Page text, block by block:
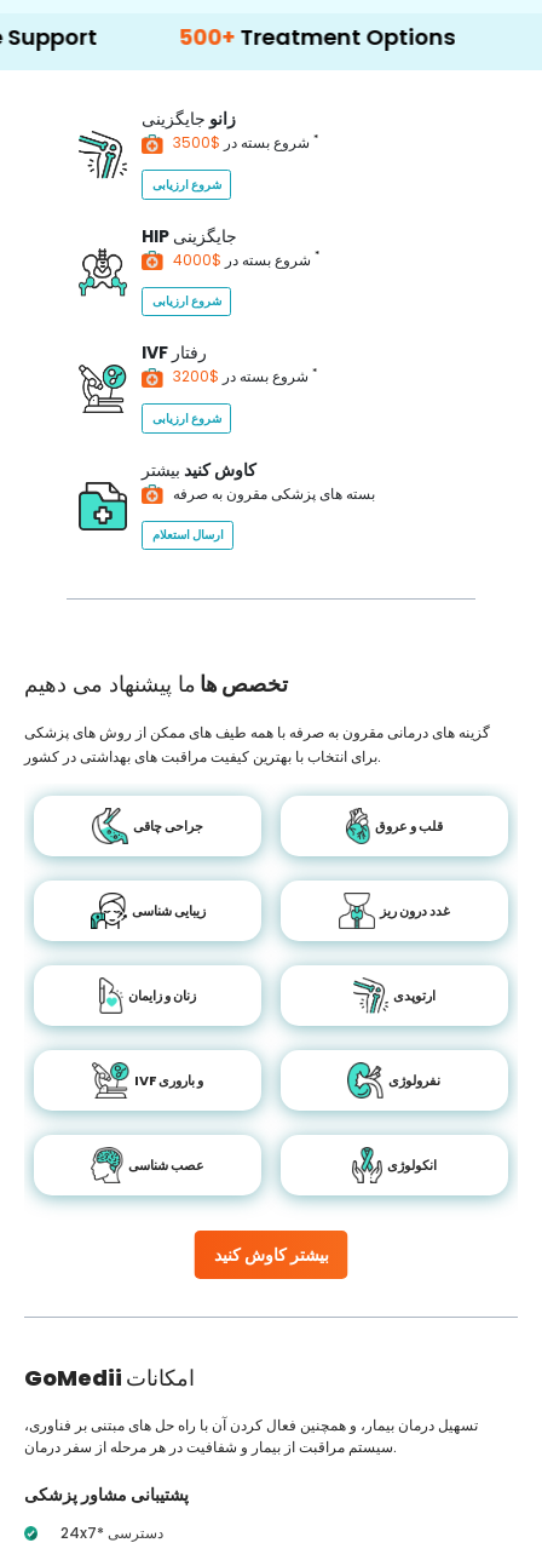
500+ Treatment Options
زانو جایگزینی
شروع بسته در *
شروع ارزیابی
HIP جایگزینی
شروع بسته در *
شروع ارزیابی
IVF رفتار
شروع بسته در *
شروع ارزیابی
کاوش کنید بیشتر
بسته های پزشکی مقرون به صرفه
ارسال استعلام
تخصص ها ما پیشنهاد می دهیم
بیشتر کاوش کنید
گزینه های درمانی مقرون به صرفه با همه طیف های ممکن از روش های پزشکی
برای انتخاب با بهترین کیفیت مراقبت های بهداشتی در کشور.
جراحی چاقی قلب و عروق
زیبایی شناسی غدد درون ریز
زنان و زایمان ارتوپدی
IVF و باروری نفرولوژی
عصب شناسی انکولوژی
GoMedii امکانات
تسهیل درمان بیمار، و همچنین فعال کردن آن با راه حل های مبتنی بر فناوری،
سیستم مراقبت از بیمار و شفافیت در هر مرحله از سفر درمان.
پشتیبانی مشاور پزشکی
24x7* دسترسی